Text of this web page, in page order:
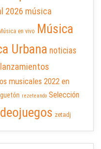
2026 música
en vivo Música
Urbana noticias
musicales 2022 en
rezeteando Selección
zetadj